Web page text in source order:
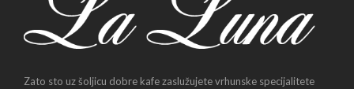
Zato sto uz šoljicu dobre kafe zaslužujete vrhunske specijalitete